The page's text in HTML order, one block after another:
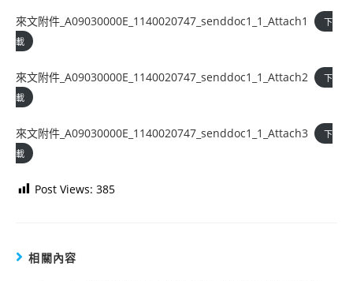
來文附件_A09030000E_1140020747_senddoc1_1_Attach1
下
載
來文附件_A09030000E_1140020747_senddoc1_1_Attach2
下
載
來文附件_A09030000E_1140020747_senddoc1_1_Attach3
下
載
Post Views: 385
相關內容